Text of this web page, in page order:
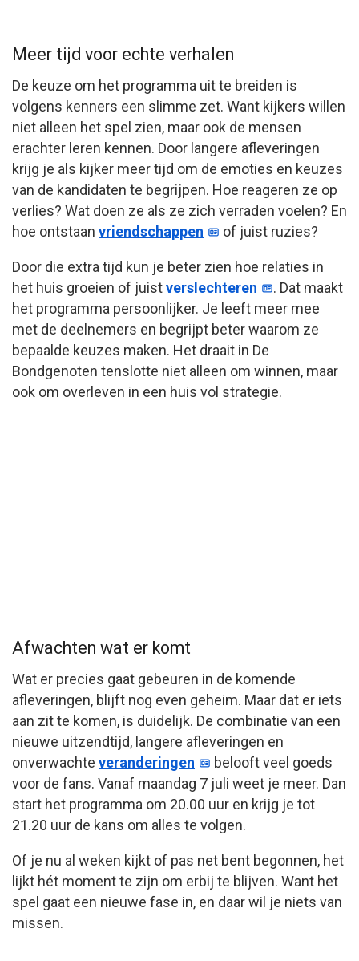
Meer tijd voor echte verhalen
De keuze om het programma uit te breiden is
volgens kenners een slimme zet. Want kijkers willen
niet alleen het spel zien, maar ook de mensen
erachter leren kennen. Door langere afleveringen
krijg je als kijker meer tijd om de emoties en keuzes
van de kandidaten te begrijpen. Hoe reageren ze op
verlies? Wat doen ze als ze zich verraden voelen? En
hoe ontstaan vriendschappen of juist ruzies?
Door die extra tijd kun je beter zien hoe relaties in
het huis groeien of juistverslechteren
. Dat maakt
het programma persoonlijker. Je leeft meer mee
met de deelnemers en begrijpt beter waarom ze
bepaalde keuzes maken. Het draait in De
Bondgenoten tenslotte niet alleen om winnen, maar
ook om overleven in een huis vol strategie.
Afwachten wat er komt
Wat er precies gaat gebeuren in de komende
afleveringen, blijft nog even geheim. Maar dat er iets
aan zit te komen, is duidelijk. De combinatie van een
nieuwe uitzendtijd, langere afleveringen en
onverwachte veranderingen
belooft veel goeds
voor de fans. Vanaf maandag 7 juli weet je meer. Dan
start het programma om 20.00 uur en krijg je tot
21.20 uur de kans om alles te volgen.
Of je nu al weken kijkt of pas net bent begonnen, het
lijkt hét moment te zijn om erbij te blijven. Want het
spel gaat een nieuwe fase in, en daar wil je niets van
missen.